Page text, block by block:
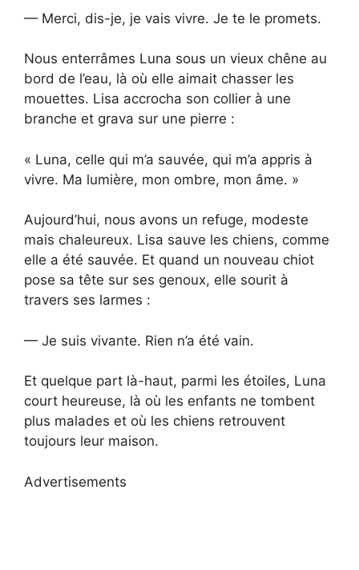
— Merci, dis-je, je vais vivre. Je te le promets.
Nous enterrâmes Luna sous un vieux chêne au
bord de l’eau, là où elle aimait chasser les
mouettes. Lisa accrocha son collier à une
branche et grava sur une pierre :
« Luna, celle qui m’a sauvée, qui m’a appris à
vivre. Ma lumière, mon ombre, mon âme. »
Aujourd’hui, nous avons un refuge, modeste
mais chaleureux. Lisa sauve les chiens, comme
elle a été sauvée. Et quand un nouveau chiot
pose sa tête sur ses genoux, elle sourit à
travers ses larmes :
— Je suis vivante. Rien n’a été vain.
Et quelque part là-haut, parmi les étoiles, Luna
court heureuse, là où les enfants ne tombent
plus malades et où les chiens retrouvent
toujours leur maison.
Advertisements